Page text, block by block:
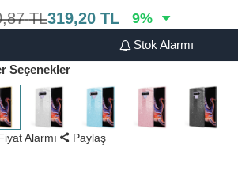
TL319,20 TL 9%
Stok Alarmı
Seçenekler
Alarmı Paylaş